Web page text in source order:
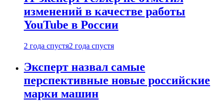
изменений в качестве работы
YouTube в России
2 года спустя2 года спустя
Эксперт назвал самые
перспективные новые российские
марки машин